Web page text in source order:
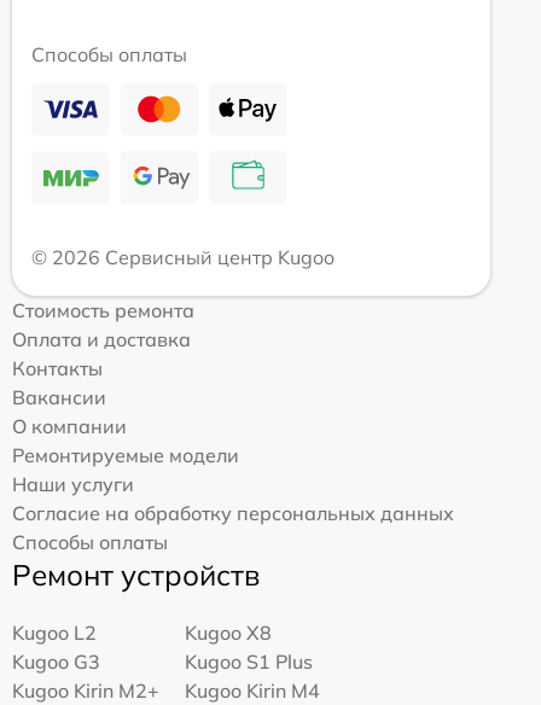
Способы оплаты
© 2026 Сервисный центр Kugoo
Стоимость ремонта
Оплата и доставка
Контакты
Вакансии
О компании
Ремонтируемые модели
Наши услуги
Согласие на обработку персональных данных
Способы оплаты
Ремонт устройств
Kugoo L2
Kugoo X8
Kugoo G3
Kugoo S1 Plus
Kugoo Kirin M2+
Kugoo Kirin M4